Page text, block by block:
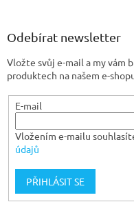
Odebírat newsletter
Vložte svůj e-mail a my vám
produktech na našem e-
E-mail
Vložením e-mailu
údajů
PŘIHLÁSIT SE